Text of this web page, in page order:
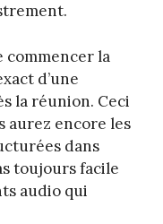
commencer la
d’une
la réunion. Ceci
aurez encore les
dans
toujours facile
audio qui